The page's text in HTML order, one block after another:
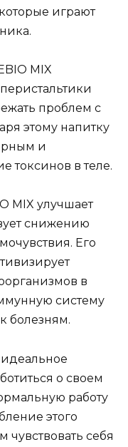
играют
MIX
проблем с
этому напитку
и
токсинов в теле.
MIX улучшает
снижению
Его
в
систему
болезням.
идеальное
о своем
работу
этого
чувствовать себя